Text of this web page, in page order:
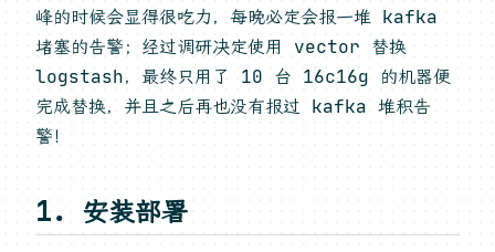
峰的时候会显得很吃力，每晚必定会报一堆 kafka
堵塞的告警；经过调研决定使用 vector 替换
logstash，最终只用了 10 台 16c16g 的机器便
完成替换，并且之后再也没有报过 kafka 堆积告
警！
1. 安装部署